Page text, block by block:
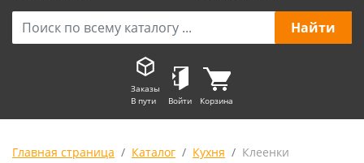
Заказы
В пути
Войти Корзина
Главная страница Каталог Кухня Клеенки